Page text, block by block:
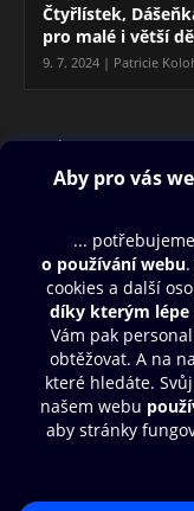
Čtyřlístek,
pro malé i větší
9. 7. 2024 | Patricie
Blog
Obsah ke stažení
Moje O2 Knihovna
Další zábava
© O2 Czech Republic